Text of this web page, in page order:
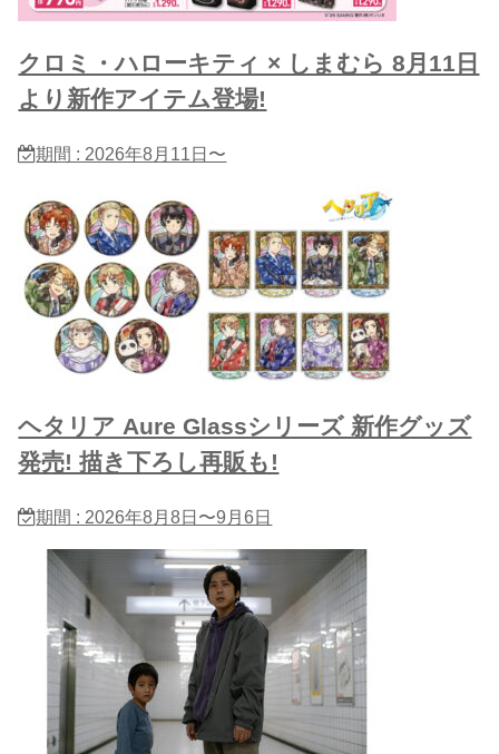
クロミ・ハローキティ × しまむら 8月11日
より新作アイテム登場!
期間 : 2026年8月11日〜
ヘタリア Aure Glassシリーズ 新作グッズ
発売! 描き下ろし再販も!
期間 : 2026年8月8日〜9月6日